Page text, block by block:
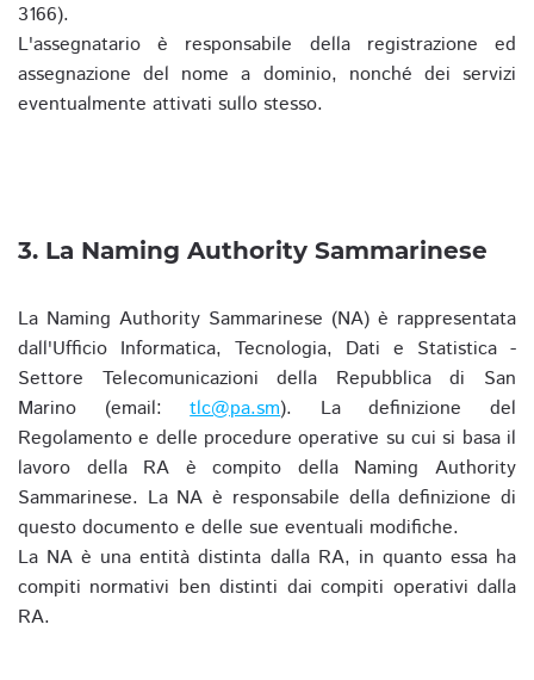
3166).
L'assegnatario è responsabile della registrazione ed
assegnazione del nome a dominio, nonché dei servizi
eventualmente attivati sullo stesso.
3. La Naming Authority Sammarinese
La Naming Authority Sammarinese (NA) è rappresentata
dall'Ufficio Informatica, Tecnologia, Dati e Statistica -
Settore Telecomunicazioni della Repubblica di San
Marino (email:tlc@pa.sm). La definizione del
Regolamento e delle procedure operative su cui si basa il
lavoro della RA è compito della Naming Authority
Sammarinese. La NA è responsabile della definizione di
questo documento e delle sue eventuali modifiche.
La NA è una entità distinta dalla RA, in quanto essa ha
compiti normativi ben distinti dai compiti operativi dalla
RA.